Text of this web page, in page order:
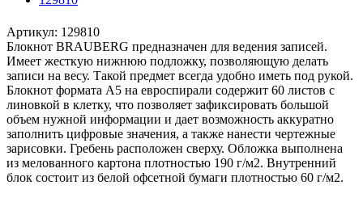
Артикул: 129810
Блокнот BRAUBERG предназначен для ведения записей.
Имеет жесткую нижнюю подложку, позволяющую делать
записи на весу. Такой предмет всегда удобно иметь под рукой.
Блокнот формата А5 на евроспирали содержит 60 листов с
линовкой в клетку, что позволяет зафиксировать большой
объем нужной информации и дает возможность аккуратно
заполнить цифровые значения, а также нанести чертежные
зарисовки. Гребень расположен сверху. Обложка выполнена
из мелованного картона плотностью 190 г/м2. Внутренний
блок состоит из белой офсетной бумаги плотностью 60 г/м2.